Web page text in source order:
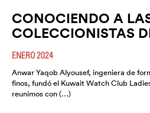
CONOCIENDO A
COLECCIONISTAS
ENERO 2024
Anwar Yaqob Alyousef, ingeniera de
finos, fundó el Kuwait Watch Club
reunimos con (…)